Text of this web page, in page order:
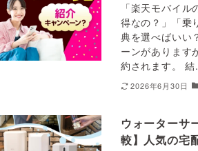
「楽天モバイ
得なの？」「乗
典を選べばいい
ーンがあります
約されます。 結
2026年6月30日
ウォーターサ
較】人気の宅